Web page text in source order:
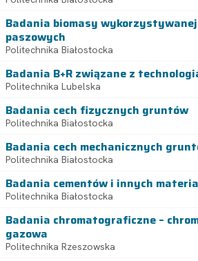
Badania biomasy
paszowych
Politechnika Białostocka
Badania B+R związane z
Politechnika Lubelska
Badania cech fizycznych gruntów
Politechnika Białostocka
Badania cech mechanicznych
Politechnika Białostocka
Badania cementów i innych
Politechnika Białostocka
Badania chromatograficzne –
gazowa
Politechnika Rzeszowska